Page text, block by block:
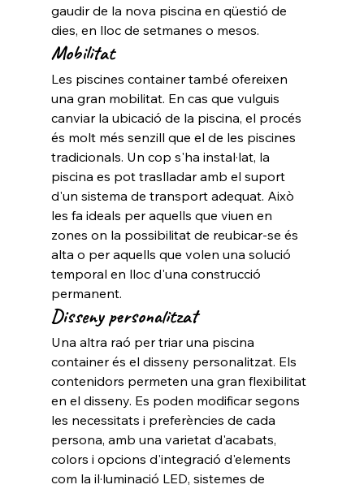
gaudir de la nova piscina en qüestió de
dies, en lloc de setmanes o mesos.
Mobilitat
Les piscines container també ofereixen
una gran mobilitat. En cas que vulguis
canviar la ubicació de la piscina, el procés
és molt més senzill que el de les piscines
tradicionals. Un cop s'ha instal·lat, la
piscina es pot traslladar amb el suport
d'un sistema de transport adequat. Això
les fa ideals per aquells que viuen en
zones on la possibilitat de reubicar-se és
alta o per aquells que volen una solució
temporal en lloc d'una construcció
permanent.
Disseny personalitzat
Una altra raó per triar una piscina
container és el disseny personalitzat. Els
contenidors permeten una gran flexibilitat
en el disseny. Es poden modificar segons
les necessitats i preferències de cada
persona, amb una varietat d'acabats,
colors i opcions d'integració d'elements
com la il·luminació LED, sistemes de